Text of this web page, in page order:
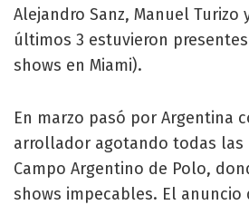
Alejandro Sanz, Manuel Turizo
últimos 3 estuvieron
shows en Miami).
En marzo pasó por Argentina
arrollador agotando todas las
Campo Argentino de Polo,
shows impecables. El anuncio